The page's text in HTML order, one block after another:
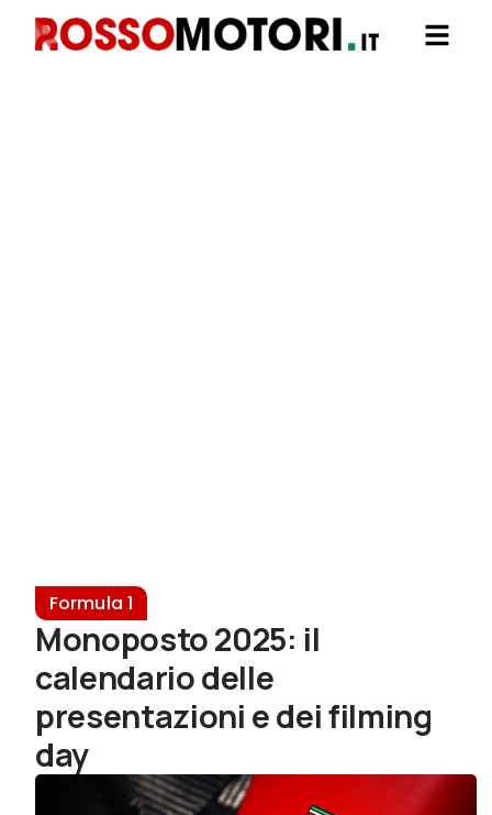
Formula 1
Monoposto 2025: il
calendario delle
presentazioni e dei filming
day